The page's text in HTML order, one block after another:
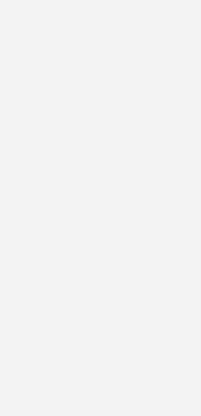
dinglichen Rechte gegenüber der
für Verpächter
eine ausgewogene Regelung zum
Angeknüpft werden kann an einen
die Anlagen erzielten Vergütung
Vergütung oder die real erzielte
gewählt werden kann.
für unterschiedlich
anderem Standort, Leitungen und Wege)
ein weites Spektrum an praxiserprobten
werden.
Daten ins
gekauft, sondern lediglich gepachtet, ist
persönlichen Dienstbarkeit in das